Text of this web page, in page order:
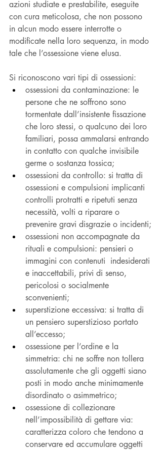
azioni studiate e prestabilite, eseguite
con cura meticolosa, che non possono
in alcun modo essere interrotte o
modificate nella loro sequenza, in modo
tale che l’ossessione viene elusa.
Si riconoscono vari tipi di ossessioni:
ossessioni da contaminazione: le
persone che ne soffrono sono
tormentate dall’insistente fissazione
che loro stessi, o qualcuno dei loro
familiari, possa ammalarsi entrando
in contatto con qualche invisibile
germe o sostanza tossica;
ossessioni da controllo: si tratta di
ossessioni e compulsioni implicanti
controlli protratti e ripetuti senza
necessità, volti a riparare o
prevenire gravi disgrazie o incidenti;
ossessioni non accompagnate da
rituali e compulsioni: pensieri o
immagini con contenuti  indesiderati
e inaccettabili, privi di senso,
pericolosi o socialmente
sconvenienti;
superstizione eccessiva: si tratta di
un pensiero superstizioso portato
all’eccesso;
ossessione per l’ordine e la
simmetria: chi ne soffre non tollera
assolutamente che gli oggetti siano
posti in modo anche minimamente
disordinato o asimmetrico;
ossessione di collezionare
nell’impossibilità di gettare via:
caratterizza coloro che tendono a
conservare ed accumulare oggetti